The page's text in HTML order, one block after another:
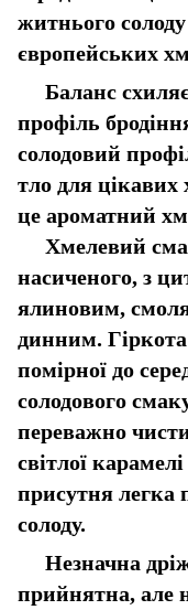
житнього
європейських
Баланс
профіль
солодовий
тло для
це ароматний
Хмелевий
насиченого, з
ялиновим,
динним. Гіркота
помірної до
солодового
переважно
світлої
присутня легка
солоду.
Незначна
прийнятна, але